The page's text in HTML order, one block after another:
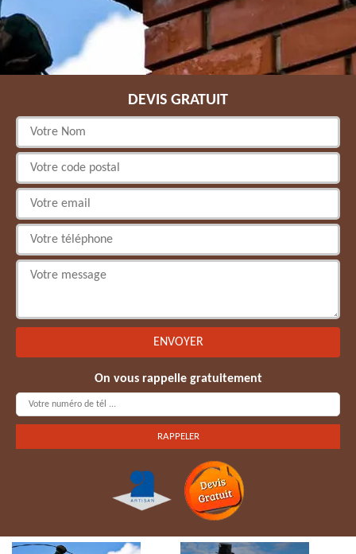
DEVIS GRATUIT
On vous rappelle gratuitement